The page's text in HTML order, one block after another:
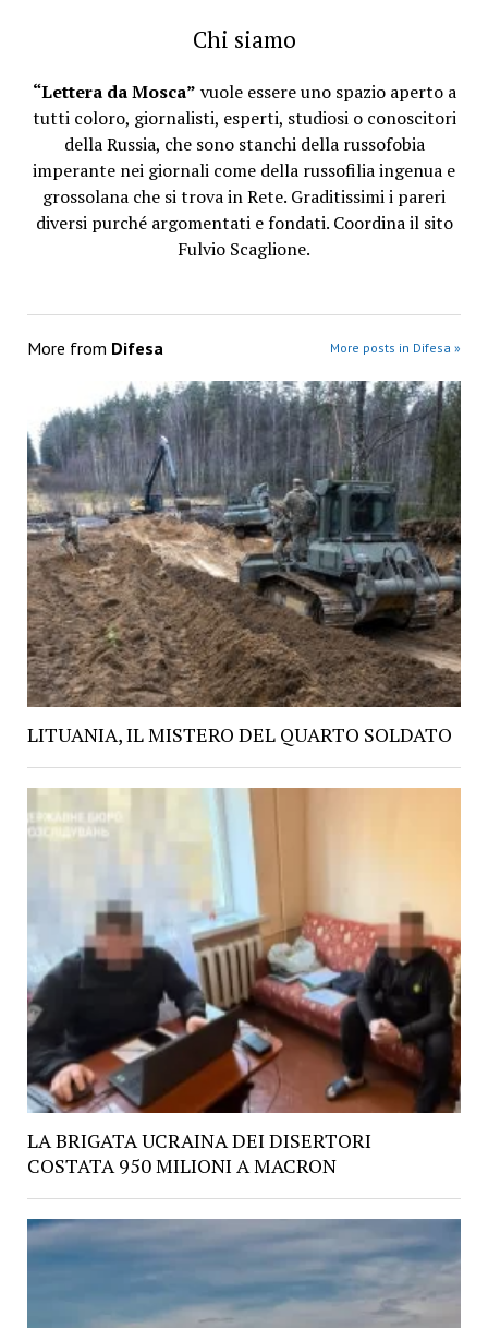
Chi siamo
“Lettera da Mosca” vuole essere uno spazio aperto a
tutti coloro, giornalisti, esperti, studiosi o conoscitori
della Russia, che sono stanchi della russofobia
imperante nei giornali come della russofilia ingenua e
grossolana che si trova in Rete. Graditissimi i pareri
diversi purché argomentati e fondati. Coordina il sito
Fulvio Scaglione.
More from Difesa More posts in Difesa »
LITUANIA, IL MISTERO DEL QUARTO SOLDATO
LA BRIGATA UCRAINA DEI DISERTORI
COSTATA 950 MILIONI A MACRON